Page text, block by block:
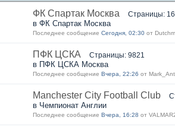
ФК Спартак Москва Страницы:
в ФК Спартак Москва
Последнее сообщение Сегодня, 02:30 от
ПФК ЦСКА Страницы: 9821
в ПФК ЦСКА Москва
Последнее сообщение Вчера, 22:26 от
Manchester City Football Club
в Чемпионат Англии
Последнее сообщение Вчера, 16:28 от